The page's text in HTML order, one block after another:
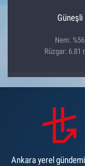
Güneşli
Nem: %56
Rüzgar: 6.81
Ankara yerel